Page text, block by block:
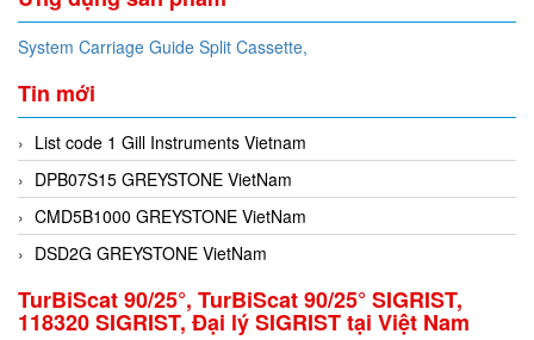
System Carriage Guide Split Cassette,
Tin mới
List code 1 Gill Instruments Vietnam
DPB07S15 GREYSTONE VietNam
CMD5B1000 GREYSTONE VietNam
DSD2G GREYSTONE VietNam
TurBiScat 90/25°, TurBiScat 90/25° SIGRIST,
118320 SIGRIST, Đại lý SIGRIST tại Việt Nam